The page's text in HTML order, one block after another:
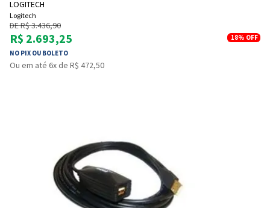
LOGITECH
Logitech
DE R$ 3.436,90
R$ 2.693,25
NO PIX OU BOLETO
18% OFF
Ou em até 6x de R$ 472,50